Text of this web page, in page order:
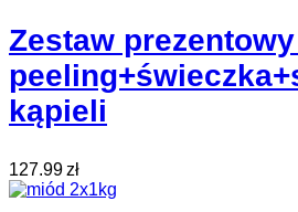
Zestaw
kąpieli
127.99zł